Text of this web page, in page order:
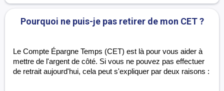
Pourquoi ne puis-je pas retirer de mon CET ?
Le Compte Épargne Temps (CET) est là pour vous aider à
mettre de l'argent de côté. Si vous ne pouvez pas effectuer
de retrait aujourd'hui, cela peut s'expliquer par deux raisons :